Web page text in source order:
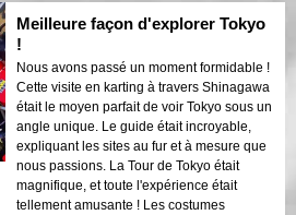
Meilleure façon d'explorer Tokyo
!
Nous avons passé un moment formidable !
Cette visite en karting à travers Shinagawa
était le moyen parfait de voir Tokyo sous un
angle unique. Le guide était incroyable,
expliquant les sites au fur et à mesure que
nous passions. La Tour de Tokyo était
magnifique, et toute l'expérience était
tellement amusante ! Les costumes